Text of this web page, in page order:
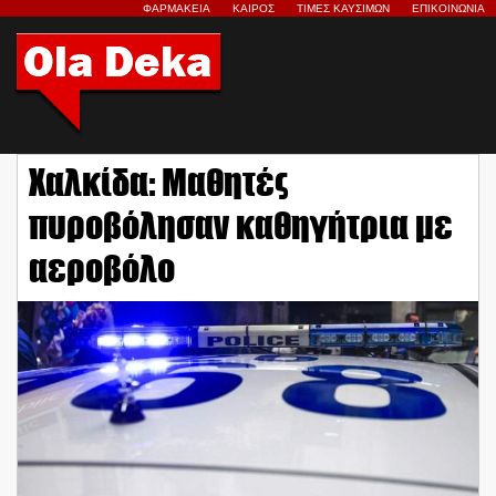
ΦΑΡΜΑΚΕΙΑ ΚΑΙΡΟΣ ΤΙΜΕΣ ΚΑΥΣΙΜΩΝ ΕΠΙΚΟΙΝΩΝΙΑ
Χαλκίδα: Μαθητές
πυροβόλησαν καθηγήτρια με
αεροβόλο